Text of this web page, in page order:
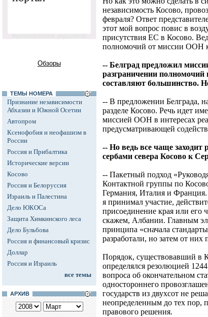
Обзоры
ТЕМЫ НОМЕРА
Признание независимости
Абхазии и Южной Осетии
Автопром
Ксенофобия и неофашизм в
России
Россия и Прибалтика
Исторические версии
Косово
Россия и Белоруссия
Израиль и Палестина
Дело ЮКОСа
Защита Химкинского леса
Дело Бульбова
Россия и финансовый кризис
Доллар
Россия и Израиль
все темы
АРХИВ
независимость Косово,
февраля? Ответ
этот мой вопрос повис в
присутствия ЕС в Косово.
полномочий от миссии ООН
-- Белград предложил
разграничении полномочий
составляют большинство.
-- В предложении Белграда,
разделе Косово. Речь идет
миссией ООН в интересах
предусматривающей
-- Но ведь все чаще заходит
сербами севера Косово к
-- Пакетный подход
Контактной группы по
Германия, Италия и
я принимал участие,
присоединение края или его
скажем, Албании. Главным
принципа «сначала
разработали, но затем от
Порядок, существовавший в
определялся резолюцией
вопроса об окончательном
одностороннего
государств из двухсот не
неопределенным до тех пор,
правового решения.